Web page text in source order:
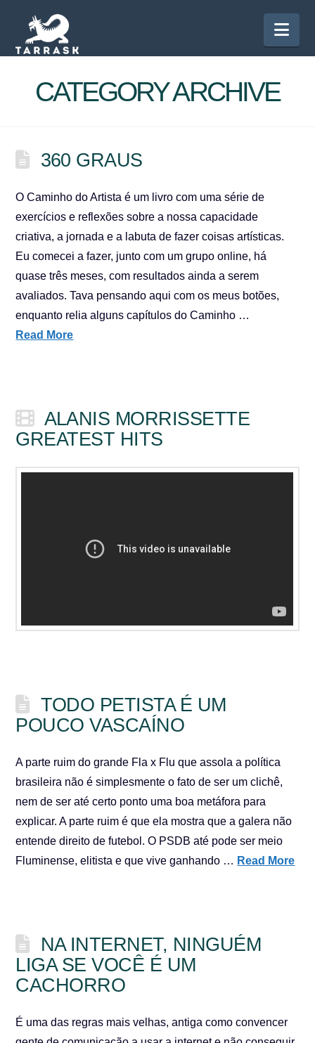
CATEGORY ARCHIVE
360 GRAUS
O Caminho do Artista é um livro com uma série de
exercícios e reflexões sobre a nossa capacidade
criativa, a jornada e a labuta de fazer coisas artísticas.
Eu comecei a fazer, junto com um grupo online, há
quase três meses, com resultados ainda a serem
avaliados. Tava pensando aqui com os meus botões,
enquanto relia alguns capítulos do Caminho …
Read More
ALANIS MORRISSETTE
GREATEST HITS
TODO PETISTA É UM
POUCO VASCAÍNO
A parte ruim do grande Fla x Flu que assola a política
brasileira não é simplesmente o fato de ser um clichê,
nem de ser até certo ponto uma boa metáfora para
explicar. A parte ruim é que ela mostra que a galera não
entende direito de futebol. O PSDB até pode ser meio
Fluminense, elitista e que vive ganhando … Read More
NA INTERNET, NINGUÉM
LIGA SE VOCÊ É UM
CACHORRO
É uma das regras mais velhas, antiga como convencer